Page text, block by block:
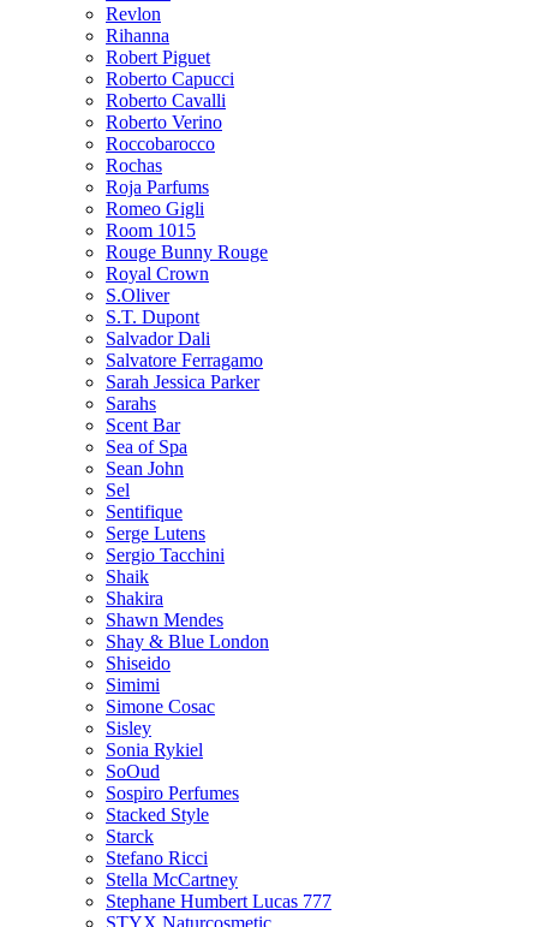
Revlon
Rihanna
Robert Piguet
Roberto Capucci
Roberto Cavalli
Roberto Verino
Roccobarocco
Rochas
Roja Parfums
Romeo Gigli
Room 1015
Rouge Bunny Rouge
Royal Crown
S.Oliver
S.T. Dupont
Salvador Dali
Salvatore Ferragamo
Sarah Jessica Parker
Sarahs
Scent Bar
Sea of Spa
Sean John
Sel
Sentifique
Serge Lutens
Sergio Tacchini
Shaik
Shakira
Shawn Mendes
Shay & Blue London
Shiseido
Simimi
Simone Cosac
Sisley
Sonia Rykiel
SoOud
Sospiro Perfumes
Stacked Style
Starck
Stefano Ricci
Stella McCartney
Stephane Humbert Lucas 777
STYX Naturсosmetic